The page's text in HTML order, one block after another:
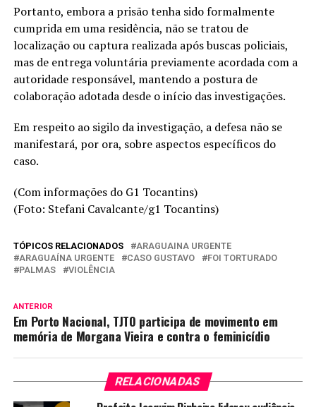
Portanto, embora a prisão tenha sido formalmente
cumprida em uma residência, não se tratou de
localização ou captura realizada após buscas policiais,
mas de entrega voluntária previamente acordada com a
autoridade responsável, mantendo a postura de
colaboração adotada desde o início das investigações.
Em respeito ao sigilo da investigação, a defesa não se
manifestará, por ora, sobre aspectos específicos do
caso.
(Com informações do G1 Tocantins)
(Foto: Stefani Cavalcante/g1 Tocantins)
TÓPICOS RELACIONADOS
ARAGUAINA URGENTE
ARAGUAÍNA URGENTE
CASO GUSTAVO
FOI TORTURADO
PALMAS
VIOLÊNCIA
ANTERIOR
Em Porto Nacional, TJTO participa de movimento em
memória de Morgana Vieira e contra o feminicídio
RELACIONADAS